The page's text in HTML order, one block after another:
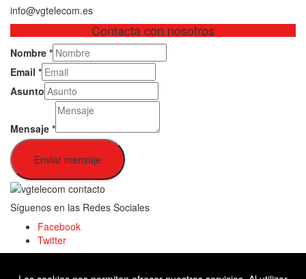
info@vgtelecom.es
Contacta con nosotros
Nombre *
Email *
Asunto
Mensaje *
Enviar mensaje
Síguenos en las Redes Sociales
Facebook
Twitter